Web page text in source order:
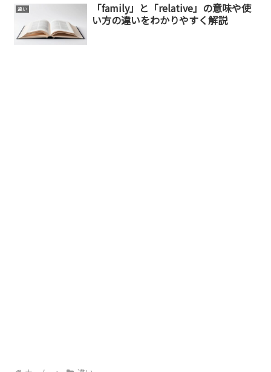
違い
「family」と「relative」の意味や使
い方の違いをわかりやすく解説